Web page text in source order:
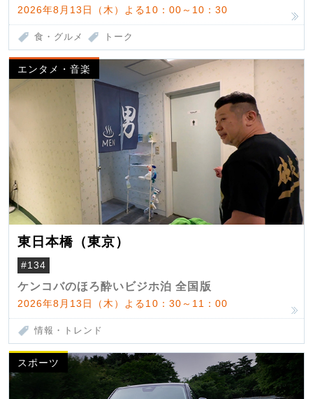
2026年8月13日（木）よる10：00～10：30
食・グルメ トーク
エンタメ・音楽
東日本橋（東京）
#134
ケンコバのほろ酔いビジホ泊 全国版
2026年8月13日（木）よる10：30～11：00
情報・トレンド
スポーツ